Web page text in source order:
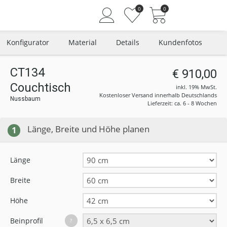
Angemeldet bleiben
0 0
Konfigurator Material Details Kundenfotos
CT134
Couchtisch
Nussbaum
€ 910,00
inkl. 19% MwSt.
Kostenloser Versand innerhalb Deutschlands
Lieferzeit: ca. 6 - 8 Wochen
1 Länge, Breite und Höhe planen
Länge
Breite
Höhe
Beinprofil ?